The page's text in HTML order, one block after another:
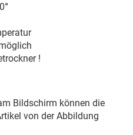
°
!
Bildschirm können die
von der Abbildung